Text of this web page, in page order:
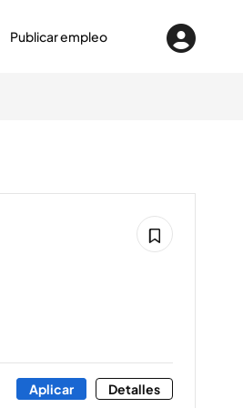
Publicar empleo
Aplicar Detalles